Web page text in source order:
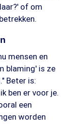
of om
mensen en
blaming' is ze
Beter is:
ben er voor je.
een
worden